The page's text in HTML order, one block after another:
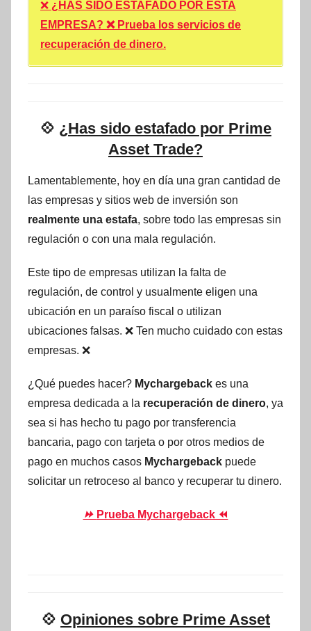
❌ ¿HAS SIDO ESTAFADO POR ESTA
EMPRESA? ❌ Prueba los servicios de
recuperación de dinero.
💠 ¿Has sido estafado por Prime
Asset Trade?
Lamentablemente, hoy en día una gran cantidad de
las empresas y sitios web de inversión son
realmente una estafa, sobre todo las empresas sin
regulación o con una mala regulación.
Este tipo de empresas utilizan la falta de
regulación, de control y usualmente eligen una
ubicación en un paraíso fiscal o utilizan
ubicaciones falsas. ❌ Ten mucho cuidado con estas
empresas. ❌
¿Qué puedes hacer? Mychargeback es una
empresa dedicada a la recuperación de dinero, ya
sea si has hecho tu pago por transferencia
bancaria, pago con tarjeta o por otros medios de
pago en muchos casos Mychargeback puede
solicitar un retroceso al banco y recuperar tu dinero.
⏩ Prueba Mychargeback ⏪
💠 Opiniones sobre Prime Asset